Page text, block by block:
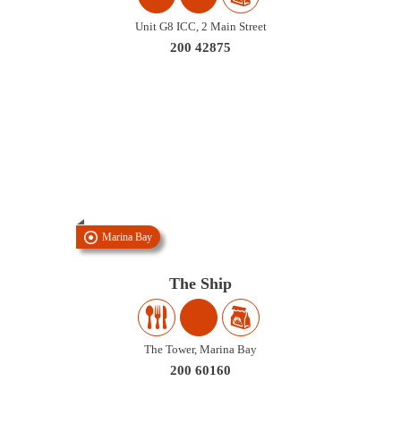
Unit G8 ICC, 2 Main Street
200 42875
Marina Bay
The Ship
The Tower, Marina Bay
200 60160